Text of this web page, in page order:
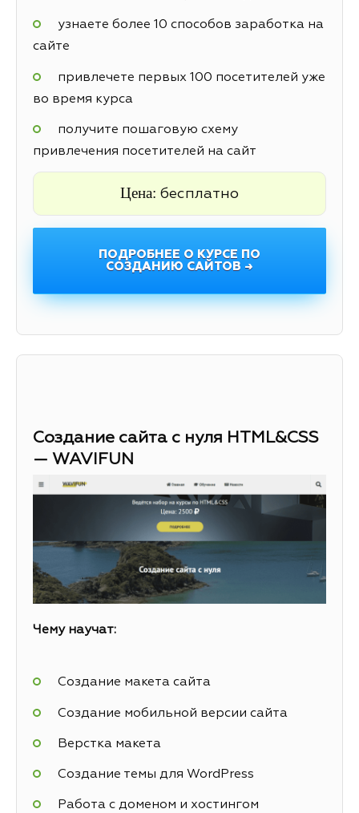
узнаете более 10 способов заработка на
сайте
привлечете первых 100 посетителей уже
во время курса
получите пошаговую схему
привлечения посетителей на сайт
Цена: бесплатно
ПОДРОБНЕЕ О КУРСЕ ПО
СОЗДАНИЮ САЙТОВ →
Создание сайта с нуля HTML&CSS
— WAVIFUN
Чему научат:
Создание макета сайта
Создание мобильной версии сайта
Верстка макета
Создание темы для WordPress
Работа с доменом и хостингом